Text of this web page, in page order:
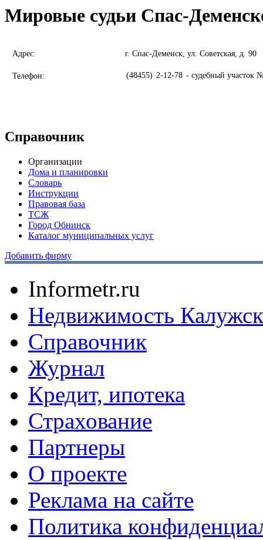
Мировые судьи Спас-
Адрес: г. Спас-Деменск, ул. Советская, д. 90
Телефон: (48455) 2-12-78 - судебный участок
Справочник
Организации
Дома и планировки
Словарь
Инструкции
Правовая база
ТСЖ
Город Обнинск
Каталог муниципальных услуг
Добавить фирму
Informetr.ru
Недвижимость
Справочник
Журнал
Кредит, ипотека
Страхование
Партнеры
O проекте
Реклама на сайте
Политика